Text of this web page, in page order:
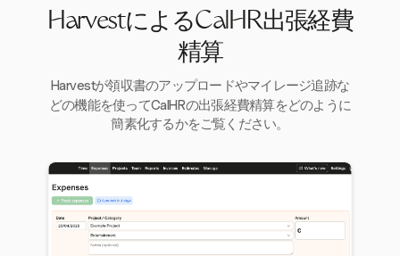
HarvestによるCalHR出張経費
精算
Harvestが領収書のアップロードやマイレージ追跡な
どの機能を使ってCalHRの出張経費精算をどのように
簡素化するかをご覧ください。